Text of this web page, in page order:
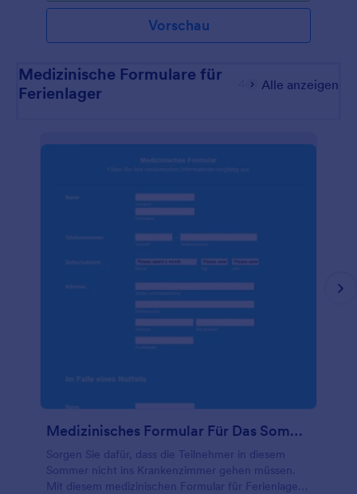
verlangen, können Sie diese mit einer
Zahlungsintegration direkt über das Formular
einholen. Jotform bietet auch HIPAA Compliance,
Formular erfassen.
Vorschau
Medizinische Formulare für
Ferienlager
Alle anzeigen
Medizinisches Formular Für Das Sommercamp
Sorgen Sie dafür, dass die Teilnehmer in diesem
Sommer nicht ins Krankenzimmer gehen müssen.
Mit diesem medizinischen Formular für Ferienlager